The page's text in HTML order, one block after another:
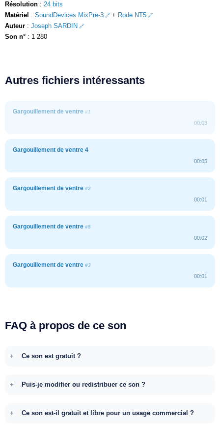
Résolution : 24 bits
Matériel : SoundDevices MixPre-3 + Rode NT5
Auteur : Joseph SARDIN
Son n° : 1 280
Autres fichiers intéressants
Gargouillement de ventre #1
00:03
Gargouillement de ventre 4
00:05
Gargouillement de ventre #2
00:01
Gargouillement de ventre #5
00:02
Gargouillement de ventre #3
00:01
FAQ à propos de ce son
Ce son est gratuit ?
Puis-je modifier ou redistribuer ce son ?
Ce son est-il gratuit et libre pour un usage commercial ?